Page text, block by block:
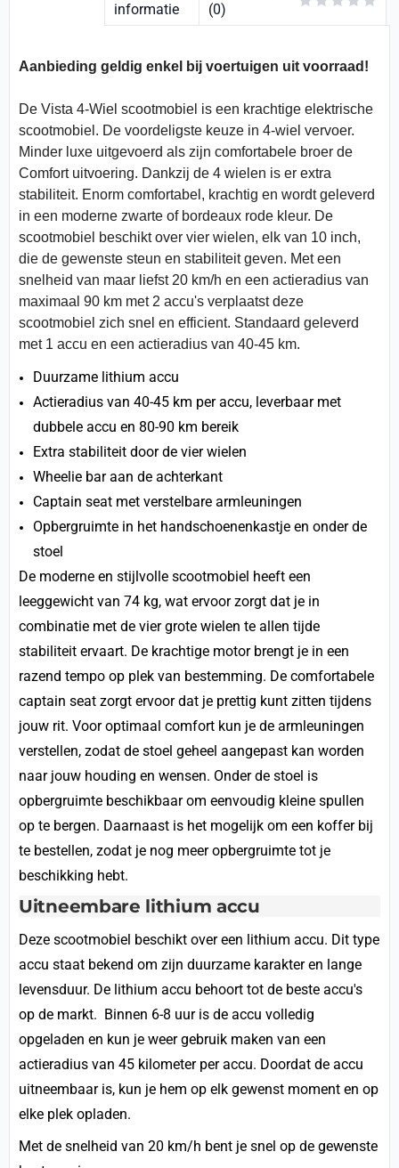
informatie
(0)
Aanbieding geldig enkel bij voertuigen uit voorraad!
De Vista 4-Wiel scootmobiel is een krachtige elektrische
scootmobiel. De voordeligste keuze in 4-wiel vervoer.
Minder luxe uitgevoerd als zijn comfortabele broer de
Comfort uitvoering. Dankzij de 4 wielen is er extra
stabiliteit. Enorm comfortabel, krachtig en wordt geleverd
in een moderne zwarte of bordeaux rode kleur. De
scootmobiel beschikt over vier wielen, elk van 10 inch,
die de gewenste steun en stabiliteit geven. Met een
snelheid van maar liefst 20 km/h en een actieradius van
maximaal 90 km met 2 accu's verplaatst deze
scootmobiel zich snel en efficient. Standaard geleverd
met 1 accu en een actieradius van 40-45 km.
Duurzame lithium accu
Actieradius van 40-45 km per accu, leverbaar met
dubbele accu en 80-90 km bereik
Extra stabiliteit door de vier wielen
Wheelie bar aan de achterkant
Captain seat met verstelbare armleuningen
Opbergruimte in het handschoenenkastje en onder de
stoel
De moderne en stijlvolle scootmobiel heeft een
leeggewicht van 74 kg, wat ervoor zorgt dat je in
combinatie met de vier grote wielen te allen tijde
stabiliteit ervaart. De krachtige motor brengt je in een
razend tempo op plek van bestemming. De comfortabele
captain seat zorgt ervoor dat je prettig kunt zitten tijdens
jouw rit. Voor optimaal comfort kun je de armleuningen
verstellen, zodat de stoel geheel aangepast kan worden
naar jouw houding en wensen. Onder de stoel is
opbergruimte beschikbaar om eenvoudig kleine spullen
op te bergen. Daarnaast is het mogelijk om een koffer bij
te bestellen, zodat je nog meer opbergruimte tot je
beschikking hebt.
Uitneembare lithium accu
Deze scootmobiel beschikt over een lithium accu. Dit type
accu staat bekend om zijn duurzame karakter en lange
levensduur. De lithium accu behoort tot de beste accu's
op de markt. Binnen 6-8 uur is de accu volledig
opgeladen en kun je weer gebruik maken van een
actieradius van 45 kilometer per accu. Doordat de accu
uitneembaar is, kun je hem op elk gewenst moment en op
elke plek opladen.
Met de snelheid van 20 km/h bent je snel op de gewenste